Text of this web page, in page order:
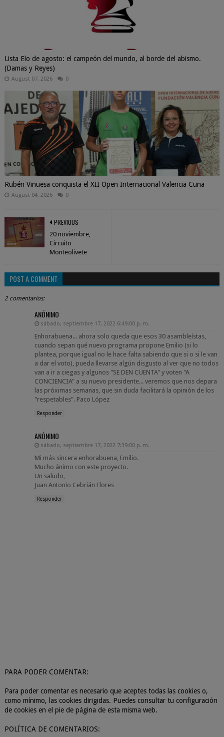
Lista Elo de agosto: el campeón del mundo, al borde del abismo.
(Damas y Reyes)
August 07, 2026 0
Rubén Vinuesa conquista el XII Open Internacional Valencia Cuna
August 04, 2026 0
PREVIOUS
20 noviembre,
Circuito
Monteolivete
POST A COMMENT
2 comentarios:
ANÓNIMO
sábado, septiembre 17, 2022 6:49:00 p. m.
Enhorabuena... ahora solo queda que esos 30 asambleístas,
cuando sepan qué nuevo programa propone Emilio (si lo
plantea, porque igual no le hace falta sabiendo que si o si le van
a dar el voto), pueda llevarse algún disgusto al ver que no todos
van a ir a ciegas y algunos "SE DEN CUENTA" y voten "A
CONCIENCIA" a su nuevo presidente... veremos que nos depara
las próximas semanas, que sin duda facilitará la opinión de los
"respetables". Paco López
Responder
ANÓNIMO
sábado, septiembre 17, 2022 7:39:00 p. m.
Mi más sincera enhorabuena, Emilio.
Mucho ánimo con este proyecto.
Un saludo,
Juan Antonio Cebrián Flores
Responder
PARA PODER COMENTAR:
Para poder comentar es necesario que aceptes todas las cookies o,
como mínimo, las cookies dirigidas. Puedes consultar tu configuración
de cookies en el pie de página de esta misma web.
POLÍTICA DE COMENTARIOS: